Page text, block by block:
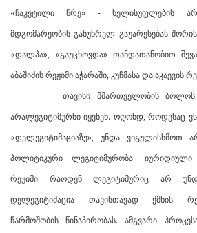
«ჩაკეტილი წრე» - ხელისუფლების
მდგომარეობის განუხრელ გაუარესებას
«დალპა», «გაუცხოვდა» თანდათანობით
აბაშიძის რეჟიმი აჭარაში, კუჩმასა და აკაევის
თავისი მმართველობის ბოლოს ეს
არალეგიტიმურნი იყვნენ. ოღონდ, როდესაც
«დელეგიტიმაციაზე», უნდა ვიგულისხმოთ
პოლიტიკური ლეგიტიმურობა.
რეჟიმი რაოდენ ლეგიტიმურიც არ
დელეგიტიმაცია თავისთავად ქმნის
წარმოშობის წინაპირობას. ამგვარი